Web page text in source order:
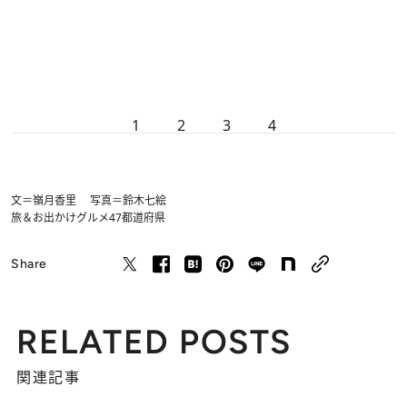
1 2 3 4
文＝嶺月香里 写真＝鈴木七絵
旅＆お出かけグルメ47都道府県
Share
RELATED POSTS
関連記事